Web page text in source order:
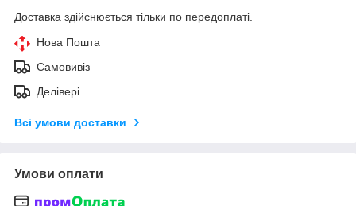
Доставка здійснюється тільки по передоплаті.
Нова Пошта
Самовивіз
Делівері
Всі умови доставки
Умови оплати